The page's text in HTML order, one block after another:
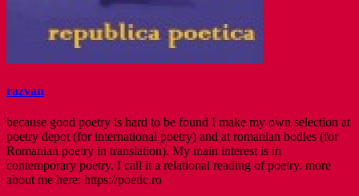
razvan
because good poetry is hard to be found I make my own selection at
poetry depot (for international poetry) and at romanian bodies (for
Romanian poetry in translation). My main interest is in
contemporary poetry. I call it a relational reading of poetry. more
about me here: https://poetic.ro